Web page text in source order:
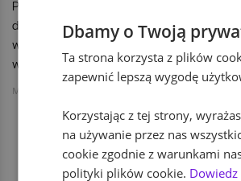
Pracodawcy na ogół nie informują
dziale finansów o tym, że zamierzają im
windykacji. Potem jednak okazuje się, że
windykuje niechętnie i nieskutecznie.
MW
1
Dbamy o Twoją
Ta strona korzysta z plików
zapewnić lepszą wygodę
Korzystając z tej strony,
na używanie przez nas
cookie zgodnie z warunkami
polityki plików cookie. Dowiedz